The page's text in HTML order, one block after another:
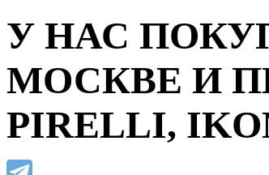
У НАС
МОСКВЕ И
PIRELLI,